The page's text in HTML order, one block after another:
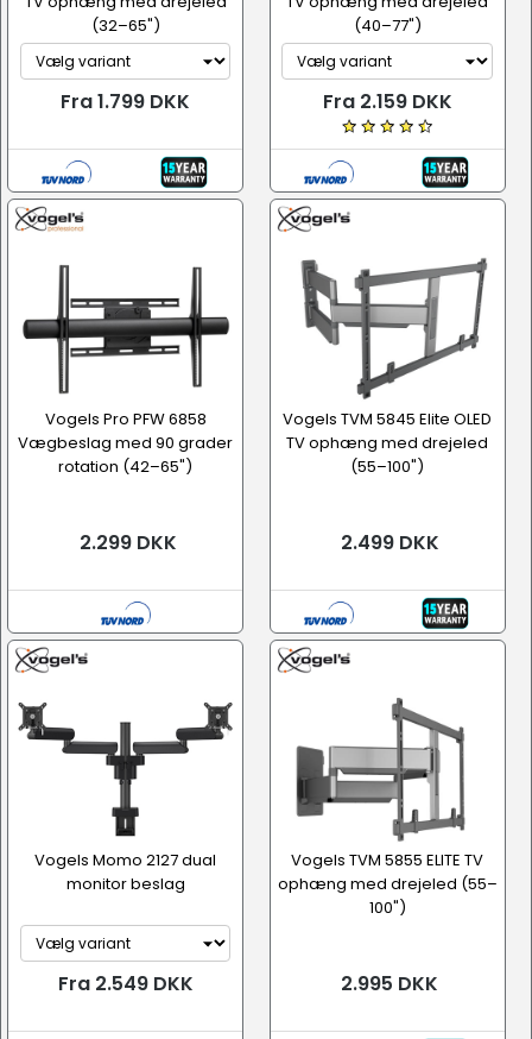
(32–65")
Fra 1.799 DKK
(40–77")
Fra 2.159 DKK
Vogels Pro PFW 6858
Vægbeslag med 90 grader
rotation (42–65")
2.299 DKK
Vogels TVM 5845 Elite OLED
TV ophæng med drejeled
(55–100")
2.499 DKK
Vogels Momo 2127 dual
monitor beslag
Fra 2.549 DKK
Vogels TVM 5855 ELITE TV
ophæng med drejeled (55–
100")
2.995 DKK